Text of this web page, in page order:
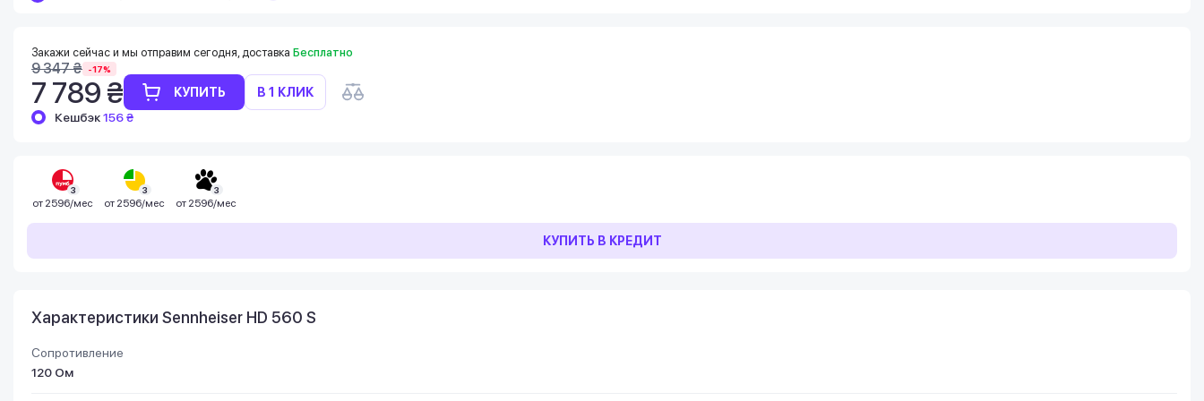
Закажи сейчас и мы отправим сегодня, доставка Бесплатно
9 347 ₴ -17%
7 789 ₴ КУПИТЬ
В 1 КЛИК
Кешбэк156 ₴
Накопленными бонусами можно оплатить
до 99% стоимости следующей покупки:
детальнее
3
от 2596/мес
3
от 2596/мес
3
от 2596/мес
КУПИТЬ В КРЕДИТ
Характеристики Sennheiser HD 560 S
Сопротивление
120 Ом